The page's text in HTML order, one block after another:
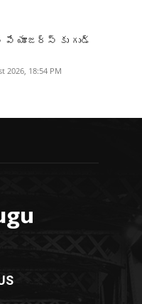
పే యూజర్స్ కు గుడ్
2026, 18:54 PM